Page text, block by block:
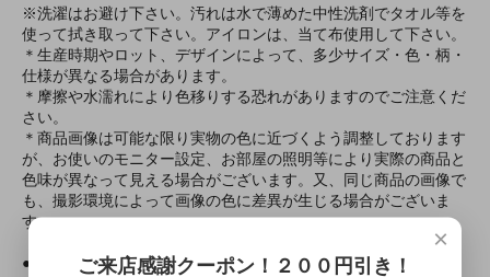
※洗濯はお避け下さい。汚れは水で薄めた中性洗剤でタオル等を
使って拭き取って下さい。アイロンは、当て布使用して下さい。
＊生産時期やロット、デザインによって、多少サイズ・色・柄・
仕様が異なる場合があります。
＊摩擦や水濡れにより色移りする恐れがありますのでご注意くだ
さい。
＊商品画像は可能な限り実物の色に近づくよう調整しております
が、お使いのモニター設定、お部屋の照明等により実際の商品と
色味が異なって見える場合がございます。又、同じ商品の画像で
も、撮影環境によって画像の色に差異が生じる場合がございま
す。
●モデル身長● 163cm
×
ご来店感謝クーポン！２００円引き！